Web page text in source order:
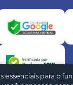
essenciais para o